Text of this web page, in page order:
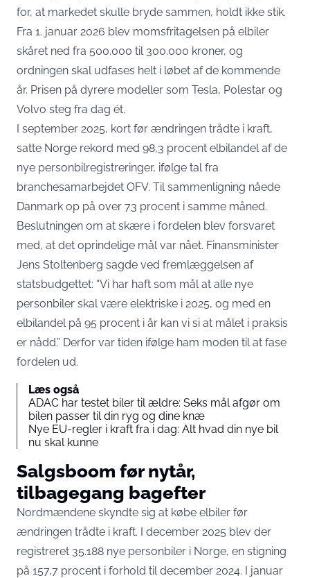
for, at markedet skulle bryde sammen, holdt ikke stik.
Fra 1. januar 2026 blev momsfritagelsen på elbiler
skåret ned fra 500.000 til 300.000 kroner, og
ordningen skal udfases helt i løbet af de kommende
år. Prisen på dyrere modeller som Tesla, Polestar og
Volvo steg fra dag ét.
I september 2025, kort før ændringen trådte i kraft,
satte Norge rekord med 98,3 procent elbilandel af de
nye personbilregistreringer, ifølge tal fra
branchesamarbejdet OFV. Til sammenligning nåede
Danmark op på over 73 procent i samme måned.
Beslutningen om at skære i fordelen blev forsvaret
med, at det oprindelige mål var nået. Finansminister
Jens Stoltenberg sagde ved fremlæggelsen af
statsbudgettet: “Vi har haft som mål at alle nye
personbiler skal være elektriske i 2025, og med en
elbilandel på 95 procent i år kan vi si at målet i praksis
er nådd.” Derfor var tiden ifølge ham moden til at fase
fordelen ud.
Læs også
ADAC har testet biler til ældre: Seks mål afgør om
bilen passer til din ryg og dine knæ
Nye EU-regler i kraft fra i dag: Alt hvad din nye bil
nu skal kunne
Salgsboom før nytår,
tilbagegang bagefter
Nordmændene skyndte sig at købe elbiler før
ændringen trådte i kraft. I december 2025 blev der
registreret 35.188 nye personbiler i Norge, en stigning
på 157,7 procent i forhold til december 2024. I januar